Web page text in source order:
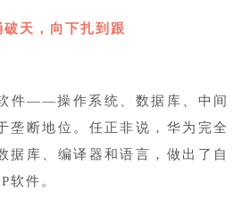
破天，向下扎到跟
件——操作系统、数据库、中间
垄断地位。任正非说，华为完全
据库、编译器和语言，做出了自
软件。